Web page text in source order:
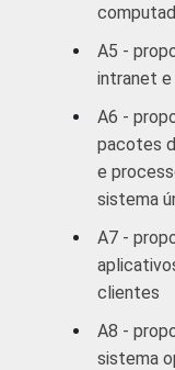
A5 -
intranet
A6 -
pacotes
e
sistema
A7 -
clientes
A8 -
sistema